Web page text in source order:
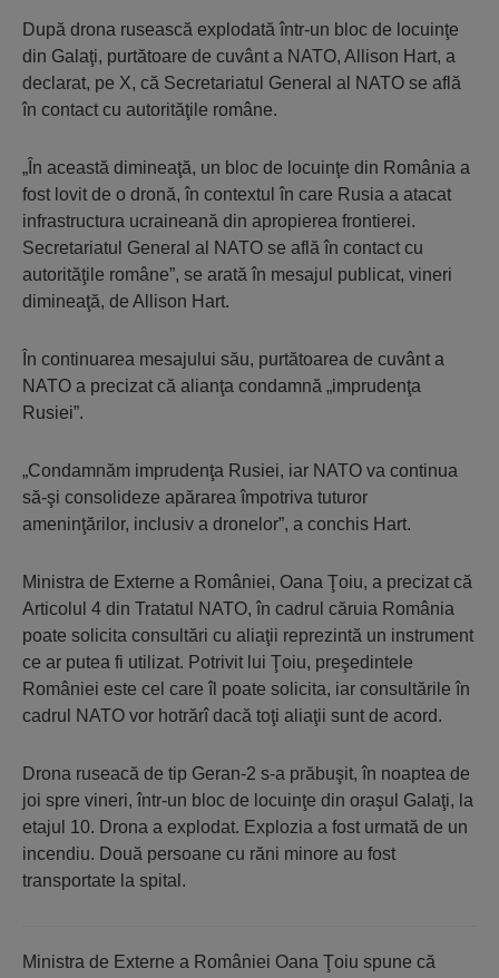
După drona rusească explodată într-un bloc de locuinţe
din Galaţi, purtătoare de cuvânt a NATO, Allison Hart, a
declarat, pe X, că Secretariatul General al NATO se află
în contact cu autorităţile române.
„În această dimineaţă, un bloc de locuinţe din România a
fost lovit de o dronă, în contextul în care Rusia a atacat
infrastructura ucraineană din apropierea frontierei.
Secretariatul General al NATO se află în contact cu
autorităţile române”, se arată în mesajul publicat, vineri
dimineaţă, de Allison Hart.
În continuarea mesajului său, purtătoarea de cuvânt a
NATO a precizat că alianţa condamnă „imprudenţa
Rusiei”.
„Condamnăm imprudenţa Rusiei, iar NATO va continua
să-şi consolideze apărarea împotriva tuturor
ameninţărilor, inclusiv a dronelor”, a conchis Hart.
Ministra de Externe a României, Oana Ţoiu, a precizat că
Articolul 4 din Tratatul NATO, în cadrul căruia România
poate solicita consultări cu aliaţii reprezintă un instrument
ce ar putea fi utilizat. Potrivit lui Ţoiu, preşedintele
României este cel care îl poate solicita, iar consultările în
cadrul NATO vor hotrărî dacă toţi aliaţii sunt de acord.
Drona ruseacă de tip Geran-2 s-a prăbuşit, în noaptea de
joi spre vineri, într-un bloc de locuinţe din oraşul Galaţi, la
etajul 10. Drona a explodat. Explozia a fost urmată de un
incendiu. Două persoane cu răni minore au fost
transportate la spital.
Ministra de Externe a României Oana Ţoiu spune că